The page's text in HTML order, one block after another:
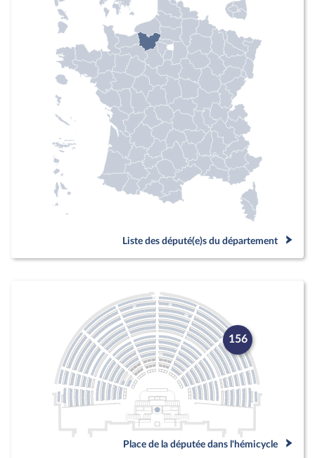
Liste des député(e)s du département
156
Place de la députée dans l'hémicycle